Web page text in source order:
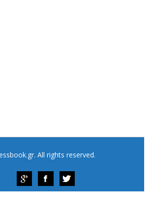
All rights reserved.